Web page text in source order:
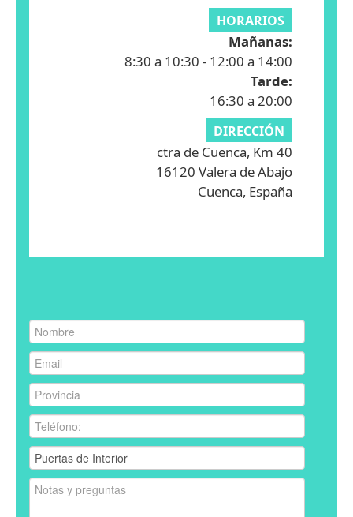
HORARIOS
Mañanas:
8:30 a 10:30 - 12:00 a 14:00
Tarde:
16:30 a 20:00
DIRECCIÓN
ctra de Cuenca, Km 40
16120 Valera de Abajo
Cuenca, España